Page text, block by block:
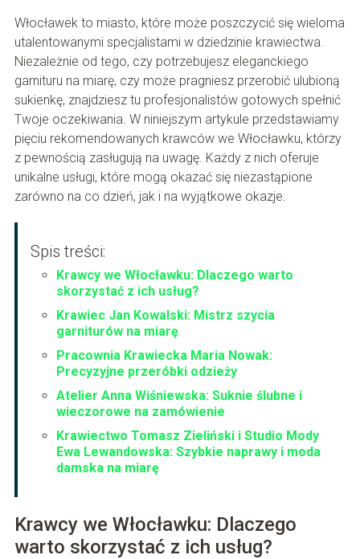
Włocławek to miasto, które może poszczycić się wieloma
utalentowanymi specjalistami w dziedzinie krawiectwa.
Niezależnie od tego, czy potrzebujesz eleganckiego
garnituru na miarę, czy może pragniesz przerobić ulubioną
sukienkę, znajdziesz tu profesjonalistów gotowych spełnić
Twoje oczekiwania. W niniejszym artykule przedstawiamy
pięciu rekomendowanych krawców we Włocławku, którzy
z pewnością zasługują na uwagę. Każdy z nich oferuje
unikalne usługi, które mogą okazać się niezastąpione
zarówno na co dzień, jak i na wyjątkowe okazje.
Spis treści:
Krawcy we Włocławku: Dlaczego warto
skorzystać z ich usług?
Krawiec Jan Kowalski: Mistrz szycia
garniturów na miarę
Pracownia Krawiecka Maria Nowak:
Precyzyjne przeróbki odzieży
Atelier Anna Wiśniewska: Suknie ślubne i
wieczorowe na zamówienie
Krawiectwo Tomasz Zieliński i Studio Mody
Ewa Lewandowska: Szybkie naprawy i moda
damska na miarę
Krawcy we Włocławku: Dlaczego
warto skorzystać z ich usług?